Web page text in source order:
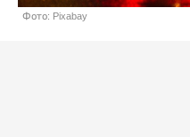
Фото: Pixabay